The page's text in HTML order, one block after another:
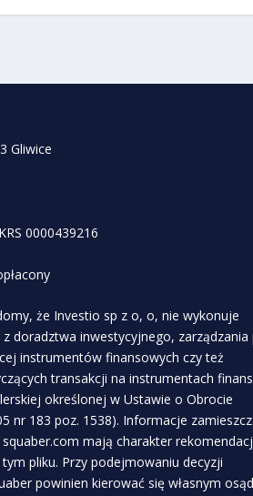
Gliwice
0000439216
że Investio sp z o, o, nie wykonuje
z doradztwa inwestycyjnego,
instrumentów finansowych czy też
transakcji na instrumentach
określonej w Ustawie o Obrocie
nr 183 poz. 1538). Informacje
mają charakter
pliku. Przy podejmowaniu decyzji
powinien kierować się własnym